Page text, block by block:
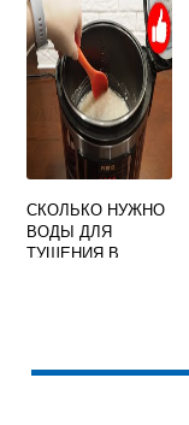
МУЛЬТИВАРКЕ НА
ЗИМУ
СКОЛЬКО НУЖНО
ВОДЫ ДЛЯ
ТУШЕНИЯ В